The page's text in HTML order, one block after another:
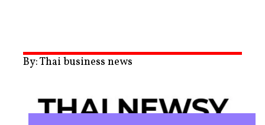
By: Thai business news